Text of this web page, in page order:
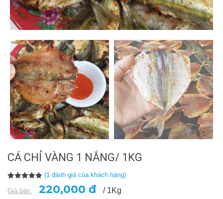
CÁ CHỈ VÀNG 1 NẮNG/ 1KG
dựa trên
(1 đánh giá của khách hàng)
Giá bán: 220,000 đ / 1Kg